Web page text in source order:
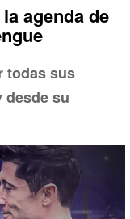
agenda de
todas sus
desde su